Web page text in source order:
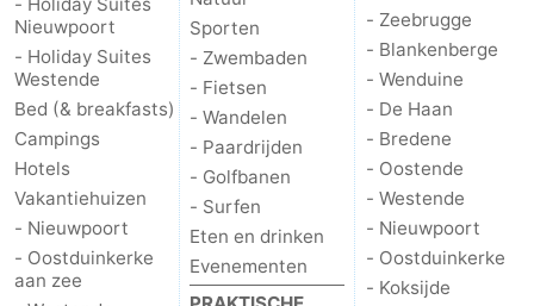
Nieuwpoort
- Holiday Suites
Westende
Bed (& breakfasts)
Campings
Hotels
Vakantiehuizen
- Nieuwpoort
- Oostduinkerke
aan zee
Sporten
- Zwembaden
- Fietsen
- Wandelen
- Paardrijden
- Golfbanen
- Surfen
Eten en drinken
Evenementen
- Zeebrugge
- Blankenberge
- Wenduine
- De Haan
- Bredene
- Oostende
- Westende
- Nieuwpoort
- Oostduinkerke
- Koksijde